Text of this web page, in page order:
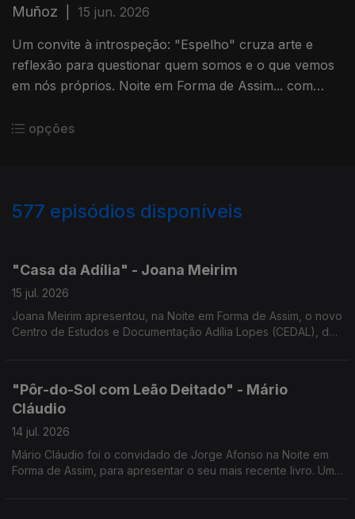
Muñoz
15 jun. 2026
Um convite à introspeção: "Espelho" cruza arte e
reflexão para questionar quem somos e o que vemos
em nós próprios. Noite em Forma de Assim... com
opções
577 episódios disponíveis
"Casa da Adília" - Joana Meirim
15 jul. 2026
Joana Meirim apresentou, na Noite em Forma de Assim, o novo
Centro de Estudos e Documentação Adília Lopes (CEDAL), da
"Pôr-do-Sol com Leão Deitado" - Mário
Cláudio
14 jul. 2026
Mário Cláudio foi o convidado de Jorge Afonso na Noite em
Forma de Assim, para apresentar o seu mais recente livro. Uma